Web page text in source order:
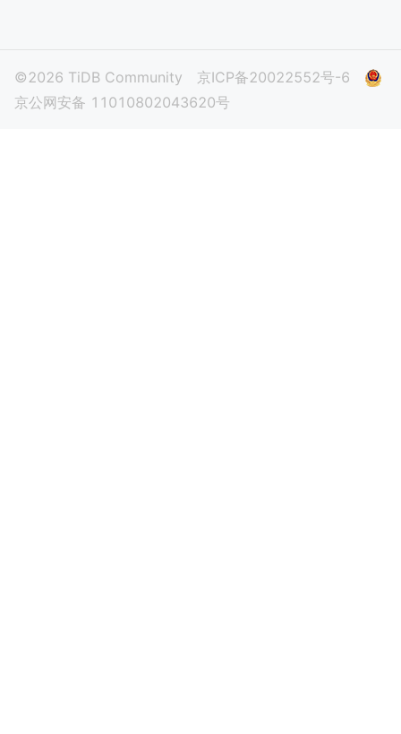
©2026 TiDB Community
京ICP备20022552号-6
京公网安备 11010802043620号